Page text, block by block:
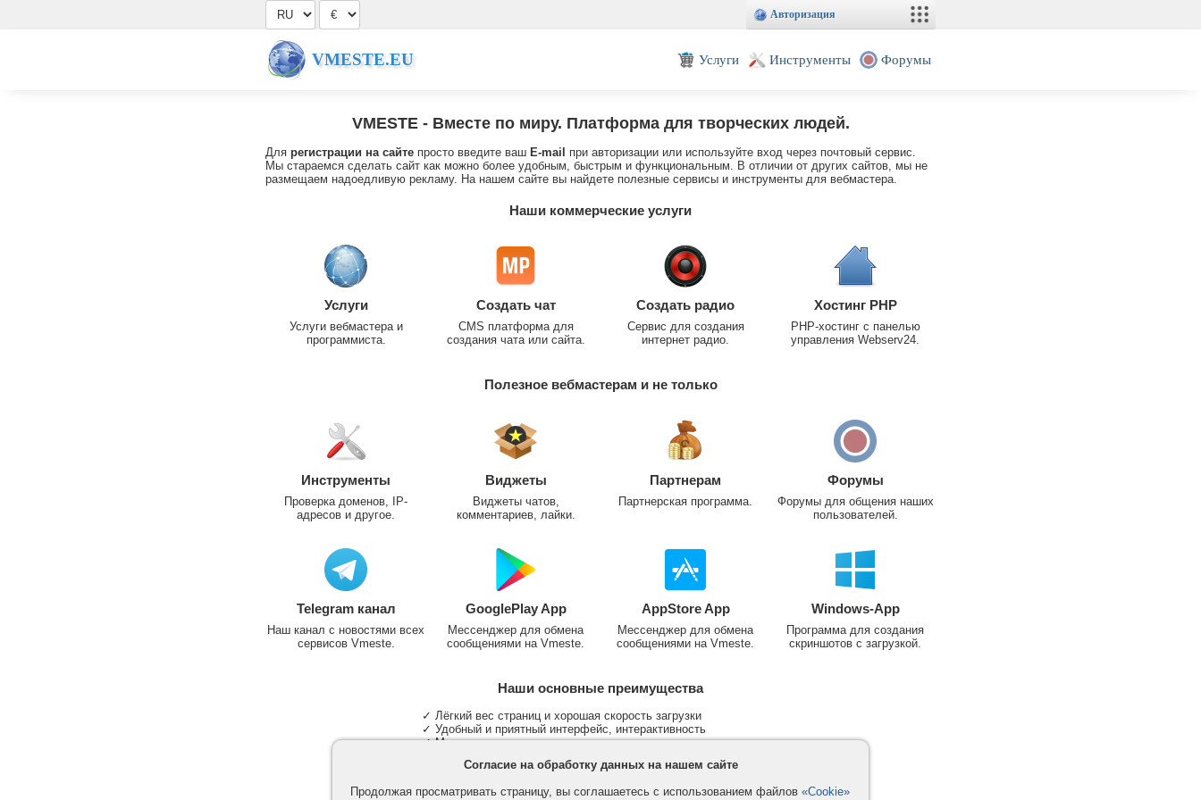
Авторизация
VMESTE.EU Услуги Инструменты Форумы
VMESTE- Вместе по миру. Платформа для творческих людей.
Для регистрации на сайте просто введите ваш E-mail
при авторизации или используйте вход через почтовый сервис.
Мы стараемся сделать сайт как можно более удобным, быстрым и функциональным. В отличии от других сайтов, мы не
размещаем надоедливую рекламу. На нашем сайте вы найдете полезные сервисы и инструменты для вебмастера.
Наши коммерческие услуги
Услуги
Услуги вебмастера и
программиста.
Создать чат
CMS платформа для
создания чата или сайта.
Создать радио
Сервис для создания
интернет радио.
Хостинг PHP
PHP-хостинг с панелью
управления Webserv24.
Полезное вебмастерам и не только
Инструменты
Проверка доменов, IP-
адресов и другое.
Виджеты
Виджеты чатов,
комментариев, лайки.
Партнерам
Партнерская программа.
Форумы
Форумы для общения наших
пользователей.
Telegram канал
Наш канал с новостями всех
сервисов Vmeste.
GooglePlay App
Мессенджер для обмена
сообщениями на Vmeste.
AppStore App
Мессенджер для обмена
сообщениями на Vmeste.
Windows-App
Программа для создания
скриншотов с загрузкой.
Наши основные преимущества
✓ Лёгкий вес страниц и хорошая скорость загрузки
✓ Удобный и приятный интерфейс, интерактивность
✓ Мы не размещаем надоедливую рекламу
✓ Участие в группах и сообществах
✓ Поддержка основных типов и больших файлов
Согласие на обработку данных на нашем сайте
Продолжая просматривать страницу, вы соглашаетесь с использованием файлов «Cookie»